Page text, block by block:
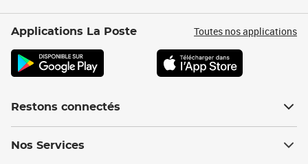
Applications La Poste Toutes nos applications
Restons connectés
Nos Services